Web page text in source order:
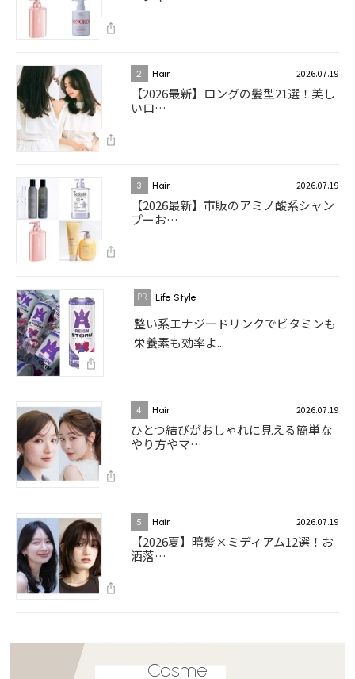
2 Hair 2026.07.19
【2026最新】ロングの髪型21選！美し
いロ…
3 Hair 2026.07.19
【2026最新】市販のアミノ酸系シャン
プーお…
Life Style
整い系エナジードリンクでビタミンも
栄養素も効率よ...
4 Hair 2026.07.19
ひとつ結びがおしゃれに見える簡単な
やり方やマ…
5 Hair 2026.07.19
【2026夏】暗髪×ミディアム12選！お
洒落…
Cosme